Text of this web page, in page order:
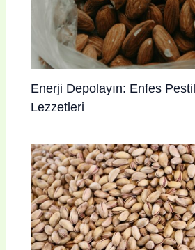
Enerji Depolayın: Enfes
Lezzetleri